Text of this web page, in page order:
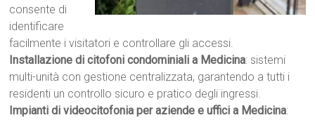
consente di
identificare
facilmente i visitatori e controllare gli accessi.
Installazione di citofoni condominiali a Medicina: sistemi
multi-unità con gestione centralizzata, garantendo a tutti i
residenti un controllo sicuro e pratico degli ingressi.
Impianti di videocitofonia per aziende e uffici a Medicina: